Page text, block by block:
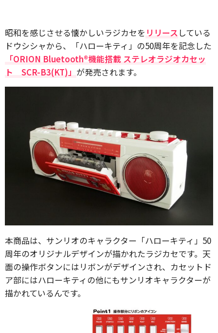
昭和を感じさせる懐かしいラジカセを リリース している
ドウシシャから、「ハローキティ」の50周年を記念した
「ORION Bluetooth®機能搭載 ステレオラジオカセッ
ト SCR-B3(KT)」 が発売されます。
本商品は、サンリオのキャラクター「ハローキティ」50
周年のオリジナルデザインが描かれたラジカセです。天
面の操作ボタンにはリボンがデザインされ、カセットド
ア部にはハローキティの他にもサンリオキャラクターが
描かれているんです。